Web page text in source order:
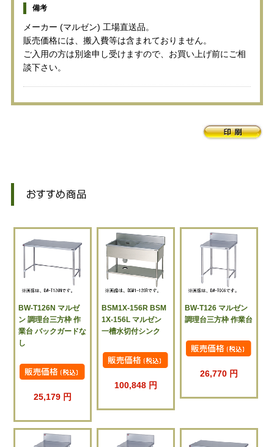
備考
メーカー (マルゼン) 工場直送品。
販売価格には、搬入費等は含まれておりません。
ご入用の方は別途申し受けますので、お買い上げ前にご相
談下さい。
BW-T126N マルゼ
ン 調理台三方枠 作
業台 バックガードな
し
25,179 円
BSM1X-156R BSM
1X-156L マルゼン
一槽水切付シンク
100,848 円
BW-T126 マルゼン
調理台三方枠 作業台
26,770 円